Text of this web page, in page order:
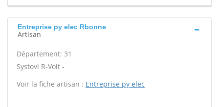
Entreprise py elec Rbonne
Artisan
Département: 31
Systovi R-Volt -
Voir la fiche artisan : Entreprise py elec